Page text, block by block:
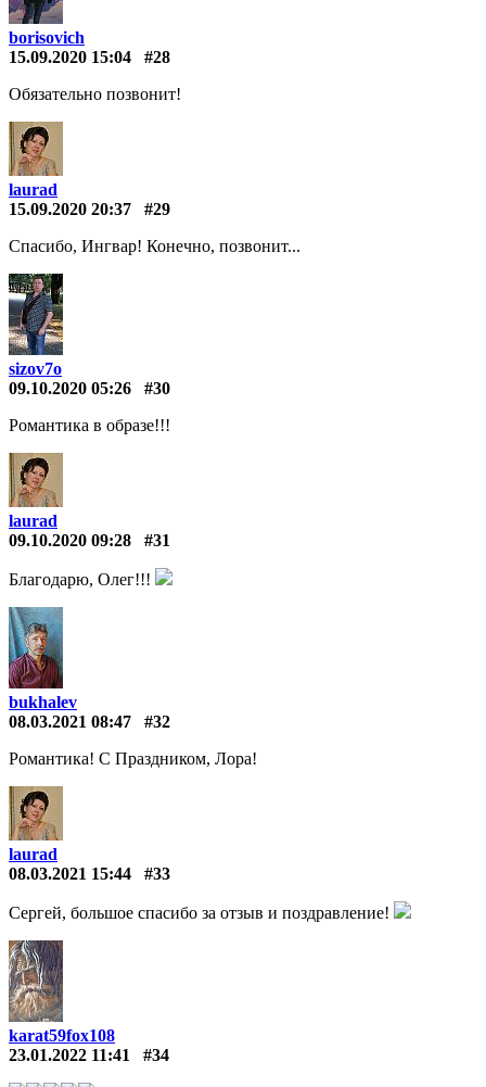
borisovich
15.09.2020 15:04
#28
Обязательно позвонит!
laurad
15.09.2020 20:37
#29
Спасибо, Ингвар! Конечно, позвонит...
sizov7o
09.10.2020 05:26
#30
Романтика в образе!!!
laurad
09.10.2020 09:28
#31
Благодарю, Олег!!!
bukhalev
08.03.2021 08:47
#32
Романтика! С Праздником, Лора!
laurad
08.03.2021 15:44
#33
Сергей, большое спасибо за отзыв и поздравление!
karat59fox108
23.01.2022 11:41
#34